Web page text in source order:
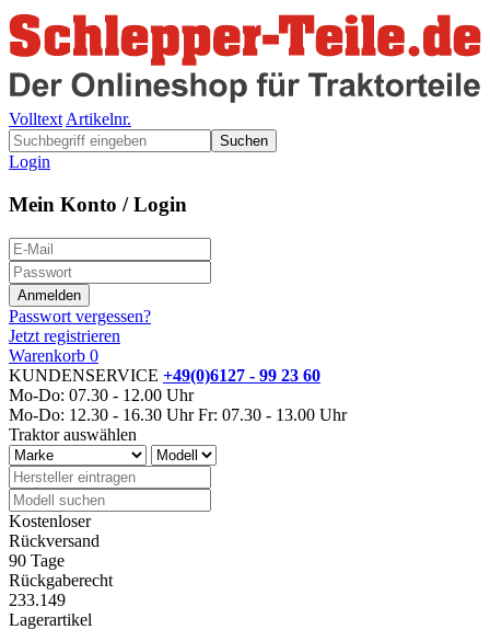
Volltext Artikelnr.
Suchen
Login
Mein Konto / Login
Passwort vergessen?
Jetzt registrieren
Warenkorb 0
KUNDENSERVICE +49(0)6127 - 99 23 60
Mo-Do: 07.30 - 12.00 Uhr
Mo-Do: 12.30 - 16.30 Uhr Fr: 07.30 - 13.00 Uhr
Traktor auswählen
Kostenloser
Rückversand
90 Tage
Rückgaberecht
233.149
Lagerartikel